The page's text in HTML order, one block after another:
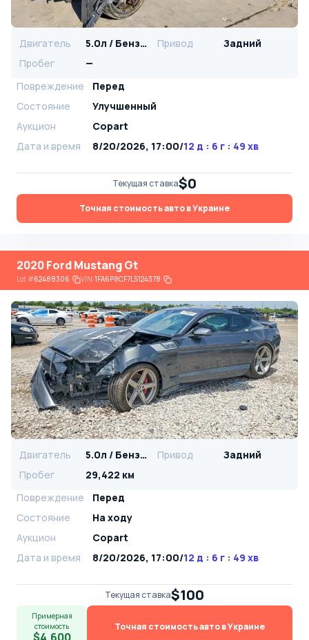
Двигатель 5.0л / Бензин Привод
Задний
Пробег
—
Повреждение
Перед
Состояние
Улучшенный
Аукцион
Copart
Дата и время
8/20/2026, 17:00/12 д : 6 г : 49 хв
Текущая ставка$0
Точная стоимость авто в Украине
2020 Ford Mustang Gt
Lot#62488306 VIN:1FA6P8CF7L5124378
Двигатель 5.0л / Бензин Привод
Задний
Пробег
29,422 км
Повреждение
Перед
Состояние
На ходу
Аукцион
Copart
Дата и время
8/20/2026, 17:00/12 д : 6 г : 49 хв
Текущая ставка$100
Примерная
стоимость
Точная стоимость авто в Украине